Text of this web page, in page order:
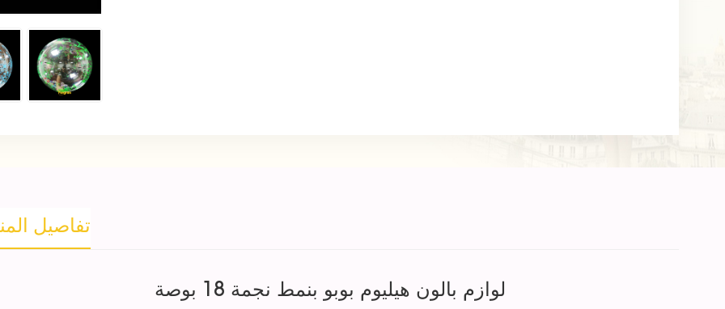
تفاصيل
لوازم بالون هيليوم بوبو بنمط نجمة 18 بوصة